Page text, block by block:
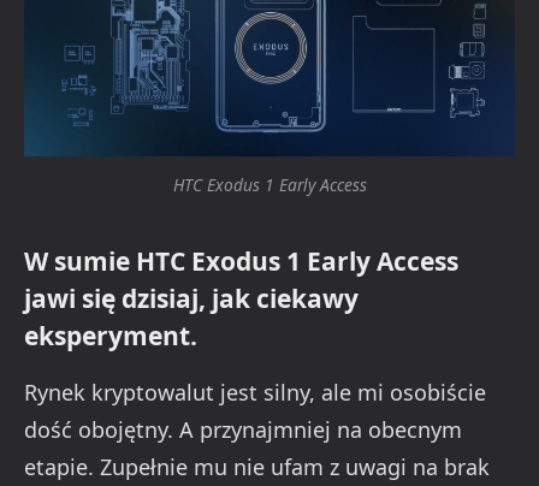
HTC Exodus 1 Early Access
W sumie HTC Exodus 1 Early Access
jawi się dzisiaj, jak ciekawy
eksperyment.
Rynek kryptowalut jest silny, ale mi osobiście
dość obojętny. A przynajmniej na obecnym
etapie. Zupełnie mu nie ufam z uwagi na brak